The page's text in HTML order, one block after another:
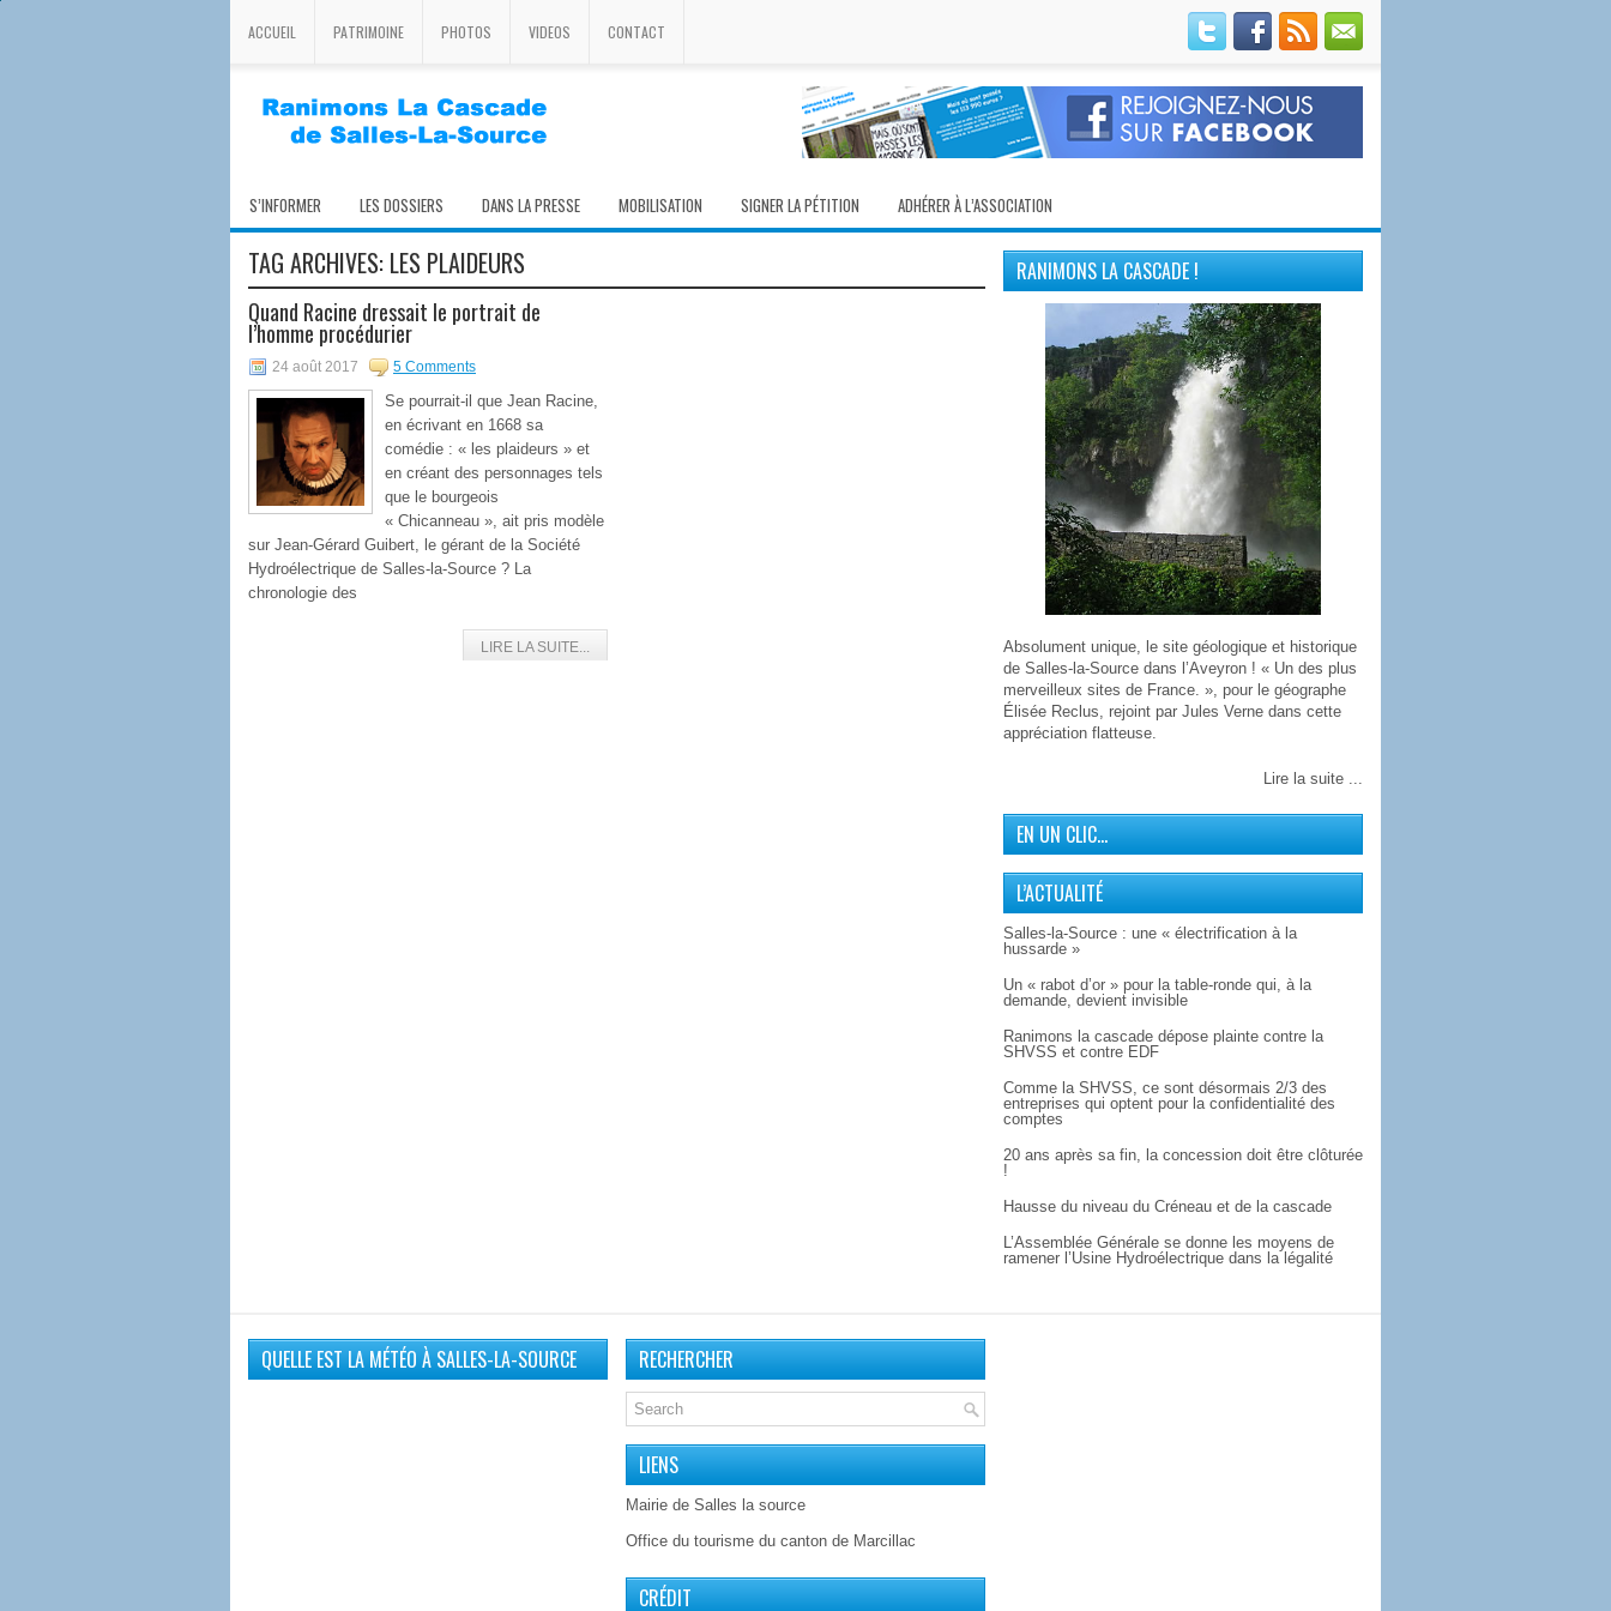
ACCUEIL PATRIMOINE PHOTOS VIDEOS CONTACT
S’INFORMER LES DOSSIERS DANS LA PRESSE MOBILISATION SIGNER LA PÉTITION ADHÉRER À L’ASSOCIATION
TAG ARCHIVES: LES PLAIDEURS
Quand Racine dressait le portrait de
l’homme procédurier
24 août 2017 5 Comments
Se pourrait-il que Jean Racine,
en écrivant en 1668 sa
comédie : « les plaideurs » et
en créant des personnages tels
que le bourgeois
« Chicanneau », ait pris modèle
sur Jean-Gérard Guibert, le gérant de la Société
Hydroélectrique de Salles-la-Source ? La
chronologie des
LIRE LA SUITE...
RANIMONS LA CASCADE !
Absolument unique, le site géologique et historique
de Salles-la-Source dans l’Aveyron ! « Un des plus
merveilleux sites de France. », pour le géographe
Élisée Reclus, rejoint par Jules Verne dans cette
appréciation flatteuse.
Lire la suite ...
EN UN CLIC…
L’ACTUALITÉ
Salles-la-Source : une « électrification à la
hussarde »
Un « rabot d’or » pour la table-ronde qui, à la
demande, devient invisible
Ranimons la cascade dépose plainte contre la
SHVSS et contre EDF
Comme la SHVSS, ce sont désormais 2/3 des
entreprises qui optent pour la confidentialité des
comptes
20 ans après sa fin, la concession doit être clôturée
!
Hausse du niveau du Créneau et de la cascade
L’Assemblée Générale se donne les moyens de
ramener l’Usine Hydroélectrique dans la légalité
QUELLE EST LA MÉTÉO À SALLES-LA-SOURCE RECHERCHER
LIENS
Mairie de Salles la source
Office du tourisme du canton de Marcillac
CRÉDIT